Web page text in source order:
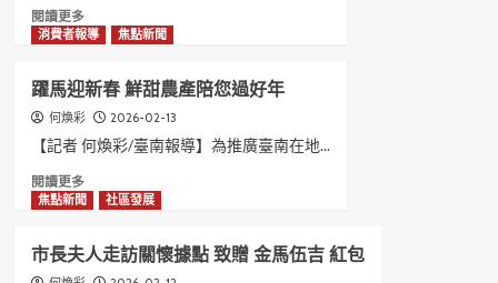
南
迎
禮
民
俗
活
本
月
日
閱讀更多Read
more
鹹
甜
引
路
南
味
轉
傳
消費者報導 焦點新聞
躍馬迎新春 鮮甜農產陪您過好年
何煥彩 2026-02-13
【記者 何煥彩/臺南報導】為推廣臺南在地...
閱讀更多Read
more
躍
馬
焦點新聞 社區發展
市長夫人走訪關懷據點 致贈 金馬伍吉 紅包